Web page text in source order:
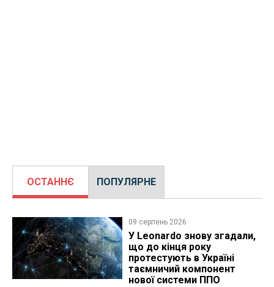
ОСТАННЄ ПОПУЛЯРНЕ
09 серпень 2026
У Leonardo знову згадали,
що до кінця року
протестують в Україні
таємничий компонент
нової системи ППО